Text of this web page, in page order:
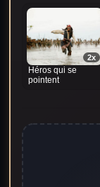
2x
Héros qui se
pointent